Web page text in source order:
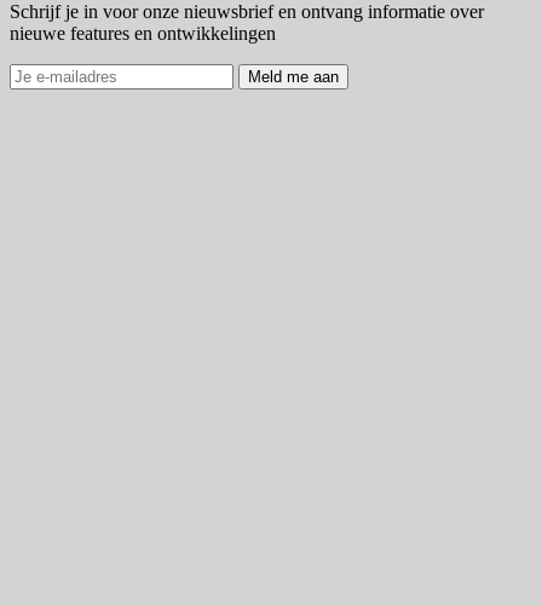
Schrijf je in voor onze nieuwsbrief en ontvang informatie over
nieuwe features en ontwikkelingen
Meld me aan